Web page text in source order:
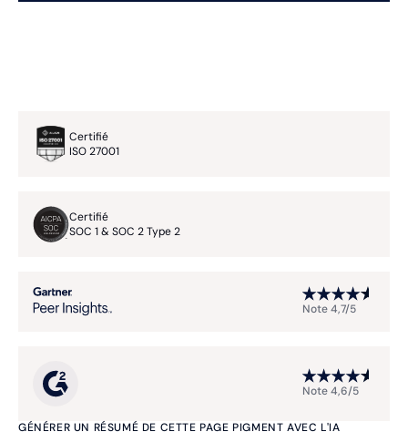
GÉNÉRER UN RÉSUMÉ DE CETTE PAGE PIGMENT AVEC L'IA
Certifié
ISO 27001
Certifié
SOC 1 & SOC 2 Type 2
Note 4,7/5
Note 4,6/5